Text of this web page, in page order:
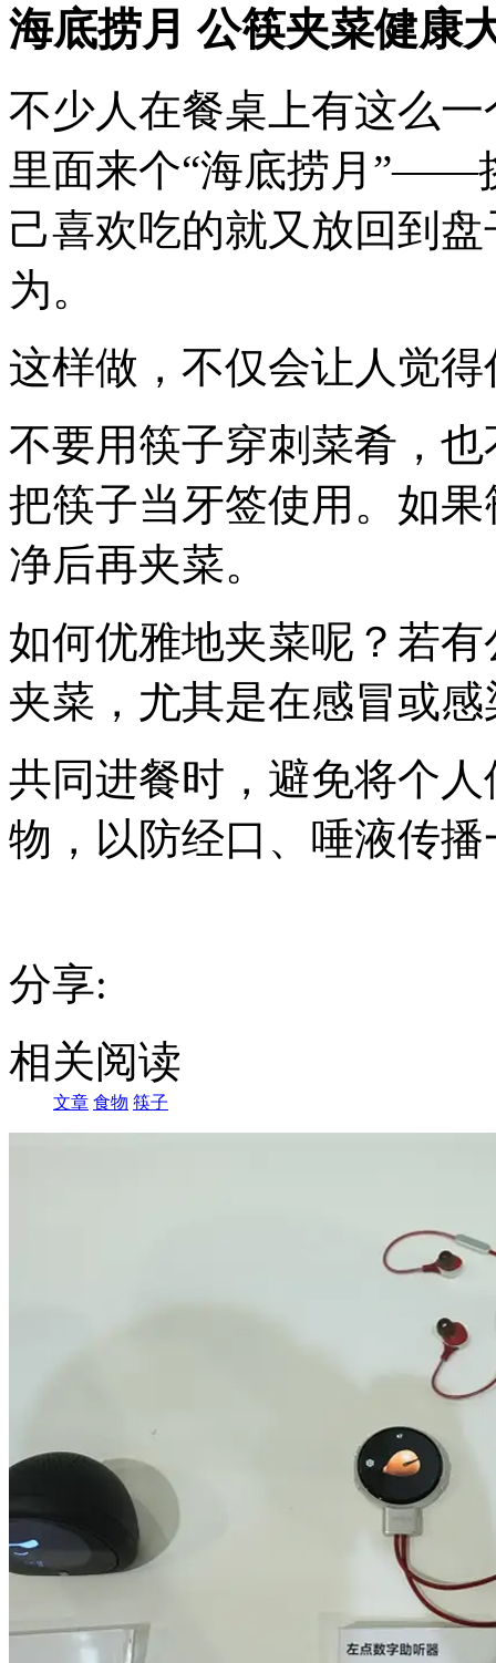
海底捞月 公筷夹菜健康
不少人在餐桌上有这么
里面来个“海底捞月”——
己喜欢吃的就又放回到
为。
这样做，不仅会让人觉
不要用筷子穿刺菜肴，
把筷子当牙签使用。如
净后再夹菜。
如何优雅地夹菜呢？若
夹菜，尤其是在感冒或
共同进餐时，避免将个
物，以防经口、唾液传
分享:
相关阅读
文章 食物 筷子